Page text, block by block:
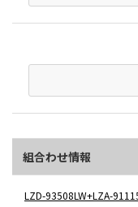
組合わせ情報
LZD-93508LW+LZA-